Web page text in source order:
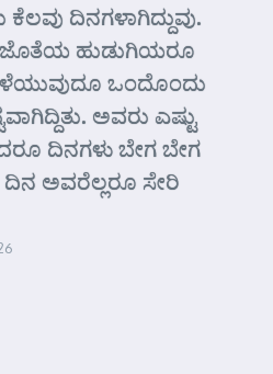
ದಿನಗಳಾಗಿದ್ದುವು.
ಜೊತೆಯ ಹುಡುಗಿಯರೂ
ಒಂದೊಂದು
ಅವರು ಎಷ್ಟು
ದಿನಗಳು ಬೇಗ ಬೇಗ
ಅವರೆಲ್ಲರೂ ಸೇರಿ